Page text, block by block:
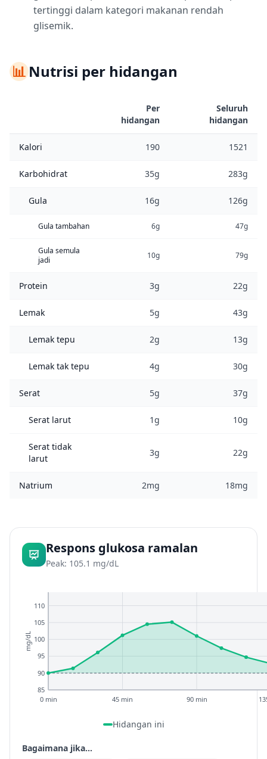
tertinggi dalam kategori makanan rendah
glisemik.
📊Nutrisi per hidangan
Per
hidangan
Seluruh
hidangan
Kalori 190 1521
Karbohidrat 35g 283g
Gula 16g 126g
Gula tambahan 6g 47g
Gula semula
jadi
10g 79g
Protein 3g 22g
Lemak 5g 43g
Lemak tepu 2g 13g
Lemak tak tepu 4g 30g
Serat 5g 37g
Serat larut 1g 10g
Serat tidak
larut
3g 22g
Natrium 2mg 18mg
Respons glukosa ramalan
Peak: 105.1 mg/dL
85
90
95
100
105
110
0 min 45 min 90 min
mg/dL
Hidangan ini
Bagaimana jika...